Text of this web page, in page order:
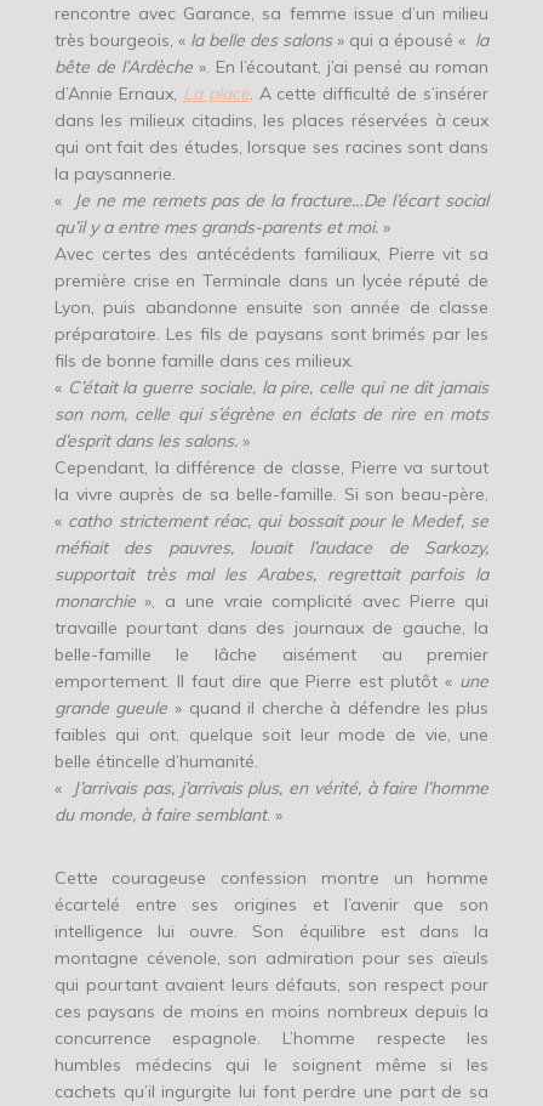
rencontre avec Garance, sa femme issue d’un milieu
très bourgeois, «la belle des salons» qui a épousé « la
bête de l’Ardèche ». En l’écoutant, j’ai pensé au roman
d’Annie Ernaux, La place. A cette difficulté de s’insérer
dans les milieux citadins, les places réservées à ceux
qui ont fait des études, lorsque ses racines sont dans
la paysannerie.
«
Je ne me remets pas de la fracture…De l’écart social
qu’il y a entre mes grands-parents et moi.»
Avec certes des antécédents familiaux, Pierre vit sa
première crise en Terminale dans un lycée réputé de
Lyon, puis abandonne ensuite son année de classe
préparatoire. Les fils de paysans sont brimés par les
fils de bonne famille dans ces milieux.
« C’était la guerre sociale, la pire, celle qui ne dit jamais
son nom, celle qui s’égrène en éclats de rire en mots
d’esprit dans les salons. »
Cependant, la différence de classe, Pierre va surtout
la vivre auprès de sa belle-famille. Si son beau-père,
« catho strictement réac, qui bossait pour le Medef, se
méfiait des pauvres, louait l’audace de Sarkozy,
supportait très mal les Arabes, regrettait parfois la
monarchie», a une vraie complicité avec Pierre qui
travaille pourtant dans des journaux de gauche, la
belle-famille le lâche aisément au premier
emportement. Il faut dire que Pierre est plutôt « une
grande gueule » quand il cherche à défendre les plus
faibles qui ont, quelque soit leur mode de vie, une
belle étincelle d’humanité.
« J’arrivais pas, j’arrivais plus, en vérité, à faire l’homme
du monde, à faire semblant. »
Cette courageuse confession montre un homme
écartelé entre ses origines et l’avenir que son
intelligence lui ouvre. Son équilibre est dans la
montagne cévenole, son admiration pour ses aïeuls
qui pourtant avaient leurs défauts, son respect pour
ces paysans de moins en moins nombreux depuis la
concurrence espagnole. L’homme respecte les
humbles médecins qui le soignent même si les
cachets qu’il ingurgite lui font perdre une part de sa